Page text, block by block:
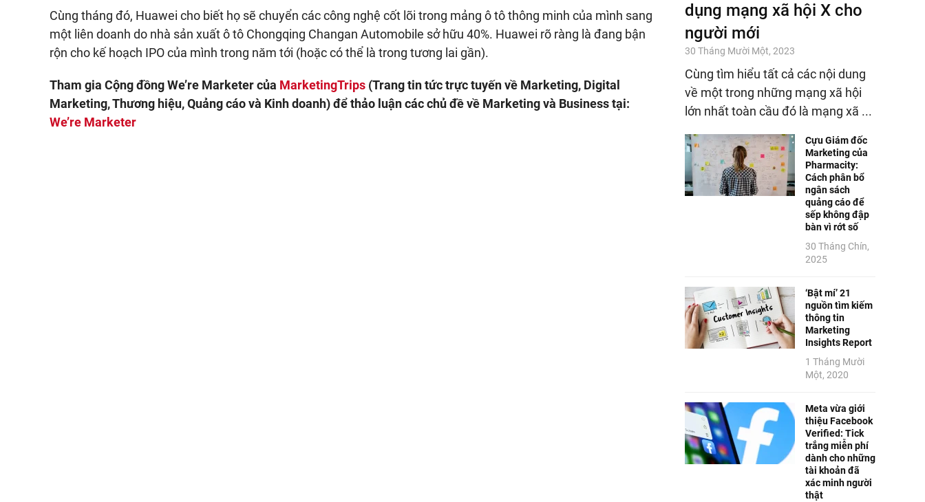
Cùng tháng đó, Huawei cho biết họ sẽ chuyển các công nghệ cốt lõi trong mảng ô tô thông minh của mình sang
một liên doanh do nhà sản xuất ô tô Chongqing Changan Automobile sở hữu 40%. Huawei rõ ràng là đang bận
rộn cho kế hoạch IPO của mình trong năm tới (hoặc có thể là trong tương lai gần).
Tham gia Cộng đồng We’re Marketer của MarketingTrips (Trang tin tức trực tuyến về Marketing, Digital
Marketing, Thương hiệu, Quảng cáo và Kinh doanh) để thảo luận các chủ đề về Marketing và Business tại:
We’re Marketer
dụng mạng xã hội X cho
người mới
30 Tháng Mười Một, 2023
Cùng tìm hiểu tất cả các nội dung
về một trong những mạng xã hội
lớn nhất toàn cầu đó là mạng xã ...
Cựu Giám đốc
Marketing của
Pharmacity:
Cách phân bổ
ngân sách
quảng cáo để
sếp không đập
bàn vì rớt số
30 Tháng Chín,
2025
‘Bật mí’ 21
nguồn tìm kiếm
thông tin
Marketing
Insights Report
1 Tháng Mười
Một, 2020
Meta vừa giới
thiệu Facebook
Verified: Tick
trắng miễn phí
dành cho những
tài khoản đã
xác minh người
thật